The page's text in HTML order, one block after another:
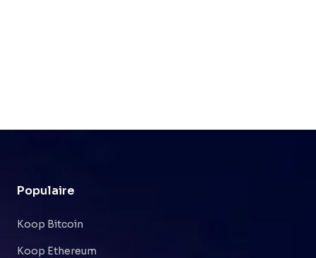
Populaire
Koop Bitcoin
Koop Ethereum